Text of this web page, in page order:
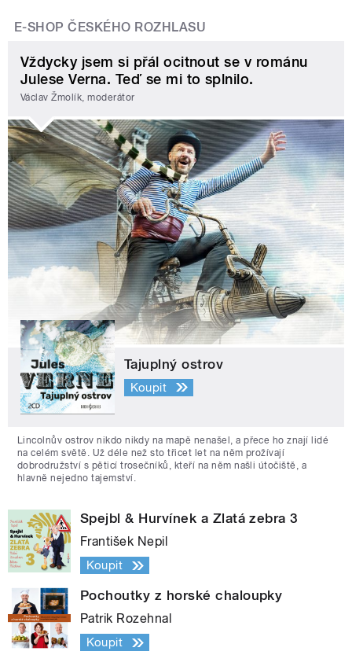
E-SHOP ČESKÉHO ROZHLASU
Vždycky jsem si přál ocitnout se v románu
Julese Verna. Teď se mi to splnilo.
Václav Žmolík, moderátor
Tajuplný ostrov
Koupit
Lincolnův ostrov nikdo nikdy na mapě nenašel, a přece ho znají lidé
na celém světě. Už déle než sto třicet let na něm prožívají
dobrodružství s pěticí trosečníků, kteří na něm našli útočiště, a
hlavně nejedno tajemství.
Spejbl & Hurvínek a Zlatá zebra 3
František Nepil
Koupit
Pochoutky z horské chaloupky
Patrik Rozehnal
Koupit